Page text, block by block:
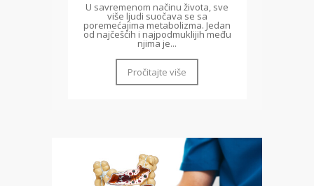
U savremenom načinu života, sve
više ljudi suočava se sa
poremećajima metabolizma. Jedan
od najčešćih i najpodmuklijih među
njima je...
Pročitajte više